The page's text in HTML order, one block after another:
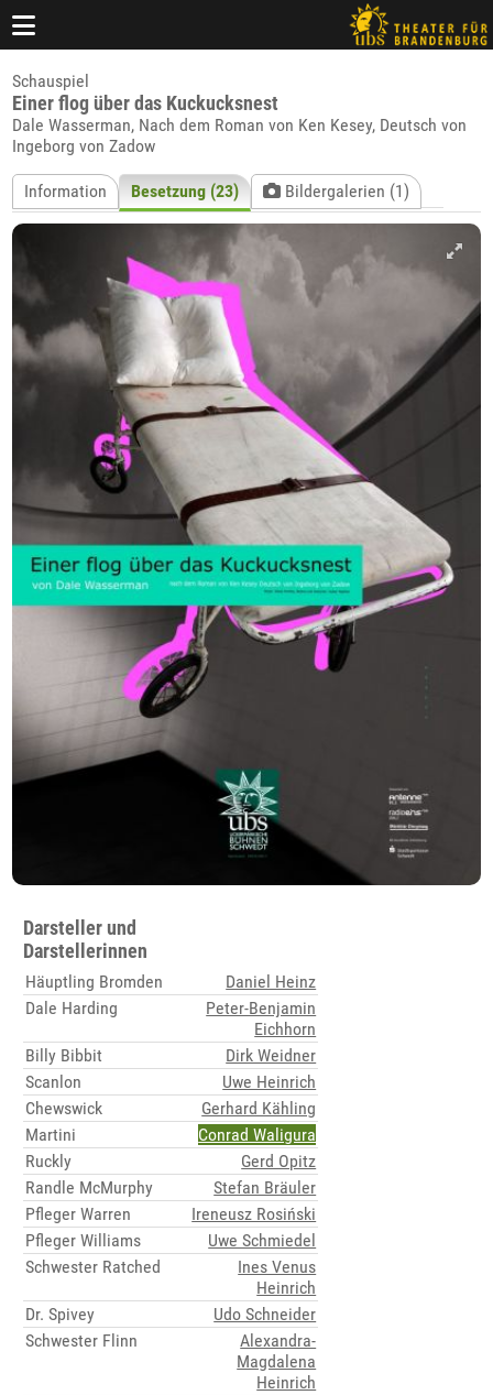
Schauspiel
Einer flog über das Kuckucksnest
Dale Wasserman, Nach dem Roman von Ken Kesey, Deutsch von
Ingeborg von Zadow
Information Besetzung (23) Bildergalerien (1)
Darsteller und
Darstellerinnen
Häuptling Bromden
Daniel Heinz
Dale Harding
Peter-Benjamin
Eichhorn
Billy Bibbit
Dirk Weidner
Scanlon
Uwe Heinrich
Chewswick
Gerhard Kähling
Martini
Conrad Waligura
Ruckly
Gerd Opitz
Randle McMurphy
Stefan Bräuler
Pfleger Warren
Ireneusz Rosiński
Pfleger Williams
Uwe Schmiedel
Schwester Ratched
Ines Venus
Heinrich
Dr. Spivey
Udo Schneider
Schwester Flinn
Alexandra-
Magdalena
Heinrich